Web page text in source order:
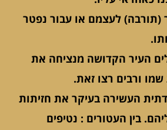
(תורבה) לעצמם או עבור נפטר
העיר הקדושה מנציחה את
ורבים רצו זאת.
העשירה בעיקר את חזיתות
בין העטורים : נטיפים